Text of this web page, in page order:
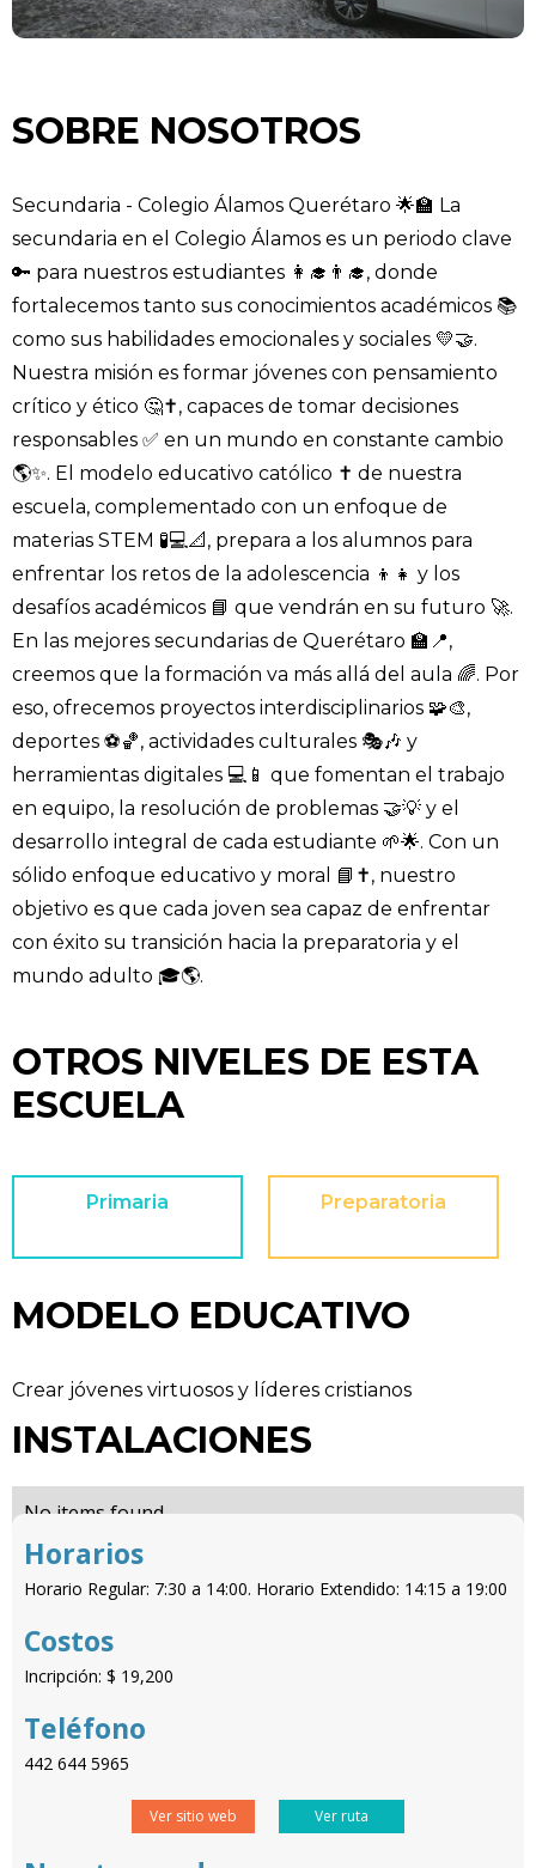
SOBRE NOSOTROS
Secundaria - Colegio Álamos Querétaro 🌟🏫 La
secundaria en el Colegio Álamos es un periodo clave
🔑 para nuestros estudiantes 👩‍🎓👨‍🎓, donde
fortalecemos tanto sus conocimientos académicos 📚
como sus habilidades emocionales y sociales 💛🤝.
Nuestra misión es formar jóvenes con pensamiento
crítico y ético 🤔✝️, capaces de tomar decisiones
responsables ✅ en un mundo en constante cambio
🌎✨. El modelo educativo católico ✝️ de nuestra
escuela, complementado con un enfoque de
materias STEM 🧪💻📐, prepara a los alumnos para
enfrentar los retos de la adolescencia 👦👧 y los
desafíos académicos 📘 que vendrán en su futuro 🚀.
En las mejores secundarias de Querétaro 🏫📍,
creemos que la formación va más allá del aula 🌈. Por
eso, ofrecemos proyectos interdisciplinarios 🧩🎨,
deportes ⚽🏀, actividades culturales 🎭🎶 y
herramientas digitales 💻📱 que fomentan el trabajo
en equipo, la resolución de problemas 🤝💡 y el
desarrollo integral de cada estudiante 🌱🌟. Con un
sólido enfoque educativo y moral 📘✝️, nuestro
objetivo es que cada joven sea capaz de enfrentar
con éxito su transición hacia la preparatoria y el
mundo adulto 🎓🌎.
OTROS NIVELES DE ESTA
ESCUELA
Primaria Preparatoria
MODELO EDUCATIVO
Crear jóvenes virtuosos y líderes cristianos
INSTALACIONES
No items found.
Horarios
Horario Regular: 7:30 a 14:00. Horario Extendido: 14:15 a 19:00
Costos
Incripción: $ 19,200
Teléfono
442 644 5965
Ver sitio web Ver ruta